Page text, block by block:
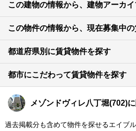
この建物の情報から、建物アーカ
この物件の情報から、現在募集中
都道府県別に賃貸物件を探す
都市にこだわって賃貸物件を探す
メゾンドヴィレ八丁堀(702)
過去掲載分も含めて物件を探せるエイブ